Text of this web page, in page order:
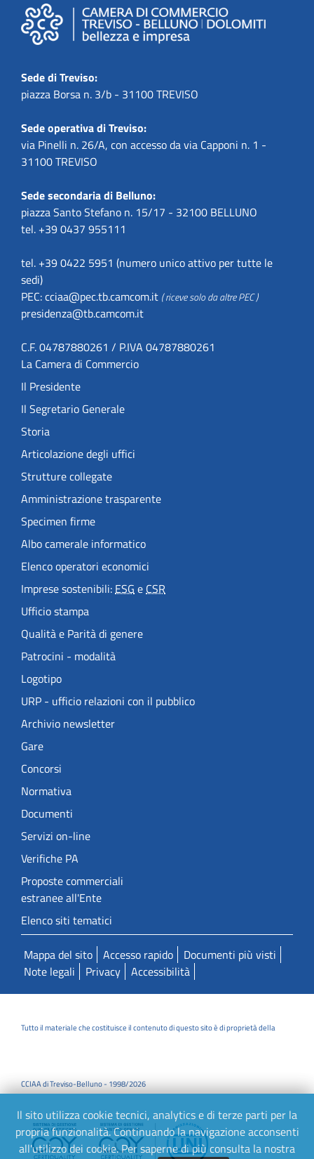
Il sito utilizza cookie tecnici, analytics e di terze parti per la
propria funzionalità. Continuando la navigazione acconsenti
all'utilizzo dei cookie. Per saperne di più consulta la nostra
Sede di Treviso:
piazza Borsa n. 3/b - 31100 TREVISO
Sede operativa di Treviso:
via Pinelli n. 26/A, con accesso da via Capponi n. 1 -
31100 TREVISO
Sede secondaria di Belluno:
piazza Santo Stefano n. 15/17 - 32100 BELLUNO
tel. +39 0437 955111
tel. +39 0422 5951 (numero unico attivo per tutte le
sedi)
PEC:cciaa@pec.tb.camcom.it ( riceve solo da altre PEC )
presidenza@tb.camcom.it
C.F. 04787880261 / P.IVA 04787880261
La Camera di Commercio
Il Presidente
Il Segretario Generale
Storia
Articolazione degli uffici
Strutture collegate
Amministrazione trasparente
Specimen firme
Albo camerale informatico
Elenco operatori economici
Imprese sostenibili:ESGeCSR
Ufficio stampa
Qualità e Parità di genere
Patrocini - modalità
Logotipo
URP - ufficio relazioni con il pubblico
Archivio newsletter
Gare
Concorsi
Normativa
Documenti
Servizi on-line
Verifiche PA
Proposte commerciali
estranee all'Ente
Elenco siti tematici
Mappa del sito Accesso rapido
Documenti più visti
Note legali
Privacy Accessibilità
Tutto il materiale che costituisce il contenuto di questo sito è di proprietà della
CCIAA di Treviso-Belluno - 1998/2026